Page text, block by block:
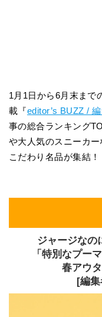
1月1日から6月末まで
載『editor’s BUZZ /
事の総合ランキング
や大人気のスニーカ
こだわり名品が集結！
ジャージなの
「特別なプー
春アウ
[編